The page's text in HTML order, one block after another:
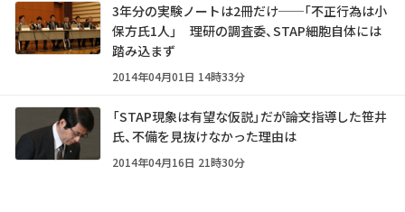
3年分の実験ノートは2冊だけ──「不正行為は小
保方氏1人」 理研の調査委、STAP細胞自体には
踏み込まず
2014年04月01日 14時33分
「STAP現象は有望な仮説」だが――論文指導した笹井
氏、不備を見抜けなかった理由は
2014年04月16日 21時30分